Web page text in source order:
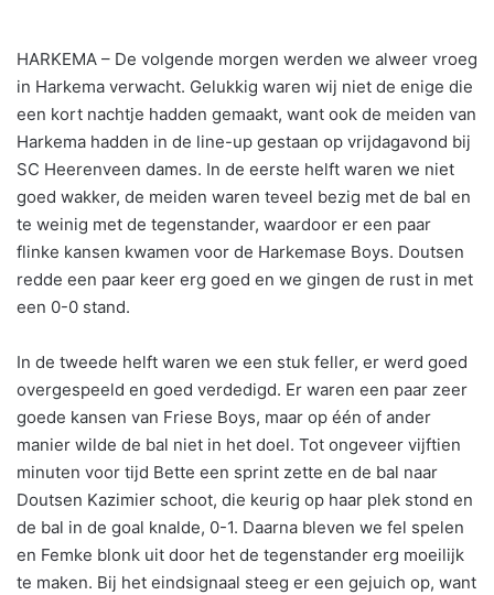
HARKEMA – De volgende morgen werden we alweer vroeg
in Harkema verwacht. Gelukkig waren wij niet de enige die
een kort nachtje hadden gemaakt, want ook de meiden van
Harkema hadden in de line-up gestaan op vrijdagavond bij
SC Heerenveen dames. In de eerste helft waren we niet
goed wakker, de meiden waren teveel bezig met de bal en
te weinig met de tegenstander, waardoor er een paar
flinke kansen kwamen voor de Harkemase Boys. Doutsen
redde een paar keer erg goed en we gingen de rust in met
een 0-0 stand.
In de tweede helft waren we een stuk feller, er werd goed
overgespeeld en goed verdedigd. Er waren een paar zeer
goede kansen van Friese Boys, maar op één of ander
manier wilde de bal niet in het doel. Tot ongeveer vijftien
minuten voor tijd Bette een sprint zette en de bal naar
Doutsen Kazimier schoot, die keurig op haar plek stond en
de bal in de goal knalde, 0-1. Daarna bleven we fel spelen
en Femke blonk uit door het de tegenstander erg moeilijk
te maken. Bij het eindsignaal steeg er een gejuich op, want